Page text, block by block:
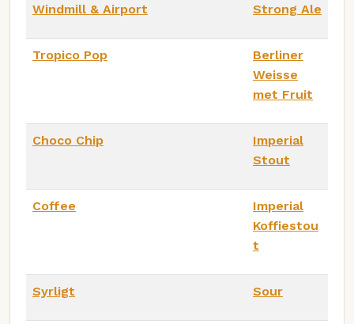
Windmill & Airport Strong Ale
Tropico Pop
Berliner
Weisse
met Fruit
Choco Chip
Imperial
Stout
Coffee
Imperial
Koffiestou
t
Syrligt Sour